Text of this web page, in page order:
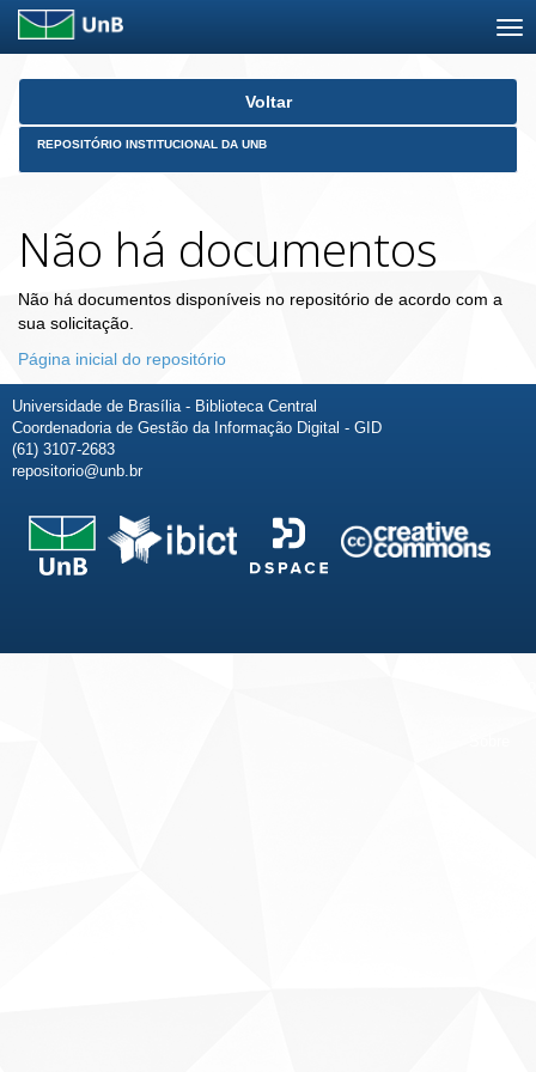
Skip
Voltar
REPOSITÓRIO INSTITUCIONAL DA UNB
Não há documentos
Não há documentos disponíveis no repositório de acordo com a
sua solicitação.
Página inicial do repositório
Universidade de Brasília - Biblioteca Central
Coordenadoria de Gestão da Informação Digital - GID
(61) 3107-2683
repositorio@unb.br